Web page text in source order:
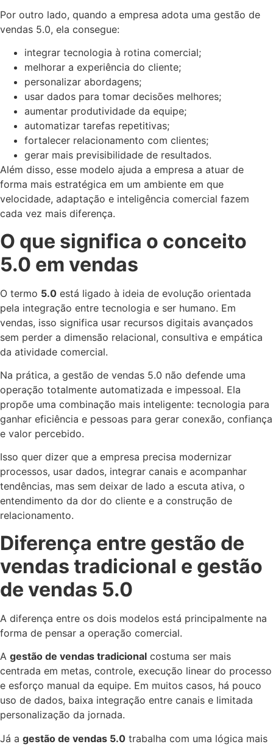
Por outro lado, quando a empresa adota uma gestão de
vendas 5.0, ela consegue:
integrar tecnologia à rotina comercial;
melhorar a experiência do cliente;
personalizar abordagens;
usar dados para tomar decisões melhores;
aumentar produtividade da equipe;
automatizar tarefas repetitivas;
fortalecer relacionamento com clientes;
gerar mais previsibilidade de resultados.
Além disso, esse modelo ajuda a empresa a atuar de
forma mais estratégica em um ambiente em que
velocidade, adaptação e inteligência comercial fazem
cada vez mais diferença.
O que significa o conceito
5.0 em vendas
O termo 5.0 está ligado à ideia de evolução orientada
pela integração entre tecnologia e ser humano. Em
vendas, isso significa usar recursos digitais avançados
sem perder a dimensão relacional, consultiva e empática
da atividade comercial.
Na prática, a gestão de vendas 5.0 não defende uma
operação totalmente automatizada e impessoal. Ela
propõe uma combinação mais inteligente: tecnologia para
ganhar eficiência e pessoas para gerar conexão, confiança
e valor percebido.
Isso quer dizer que a empresa precisa modernizar
processos, usar dados, integrar canais e acompanhar
tendências, mas sem deixar de lado a escuta ativa, o
entendimento da dor do cliente e a construção de
relacionamento.
Diferença entre gestão de
vendas tradicional e gestão
de vendas 5.0
A diferença entre os dois modelos está principalmente na
forma de pensar a operação comercial.
A gestão de vendas tradicional costuma ser mais
centrada em metas, controle, execução linear do processo
e esforço manual da equipe. Em muitos casos, há pouco
uso de dados, baixa integração entre canais e limitada
personalização da jornada.
Já a gestão de vendas 5.0 trabalha com uma lógica mais